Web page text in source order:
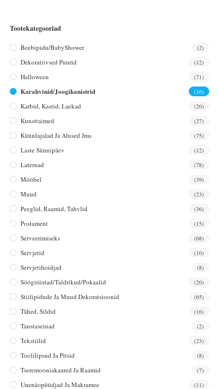
Tootekategooriad
Beebipidu/BabyShower (2)
Dekoratiivsed Puurid (12)
Halloween (71)
Karahvinid/joogikanistrid (16)
Karbid, Kastid, Laekad (20)
Kunsttaimed (27)
Küünlajalad Ja Alused Jms (75)
Laste Sünnipäev (12)
Laternad (78)
Mööbel (39)
Muud (23)
Peeglid, Raamid, Tahvlid (36)
Postament (15)
Serveerimiseks (68)
Servjetid (10)
Servjetihoidjad (8)
Söögiriistad/taldrikud/pokaalid (20)
Stiilipidude Ja Muud Dekoratsioonid (65)
Tähed, Sildid (16)
Taustaseinad (2)
Tekstiilid (23)
Toolilipsud Ja Pitsid (8)
Tseremooniakaared Ja Raamid (7)
Unenäopüüdjad Ja Makramee (11)